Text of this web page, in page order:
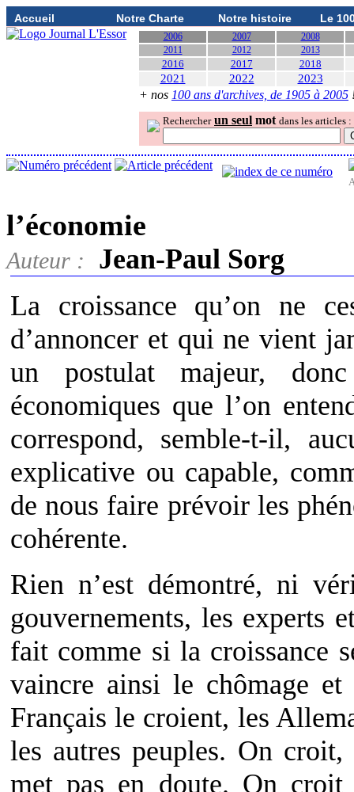
Accueil Notre Charte Notre histoire Le
2006 2007
2008
2011
2012 2013
2016 2017 2018
2021 2022 2023
+ nos 100 ans d'archives, de 1905 à 2005
Rechercher un seul mot dans les articles :
l’économie
Auteur :
Jean-Paul Sorg
La croissance qu’on ne
d’annoncer et qui ne vient
un postulat majeur,
économiques que l’on
correspond, semble-t-il,
explicative ou capable,
de nous faire prévoir les
cohérente.
Rien n’est démontré, ni
gouvernements, les experts
fait comme si la croissance
vaincre ainsi le chômage
Français le croient, les
les autres peuples. On
met pas en doute. On croit